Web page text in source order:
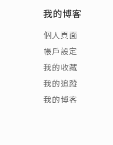
我的博客
個人頁面
帳戶設定
我的收藏
我的追蹤
我的博客